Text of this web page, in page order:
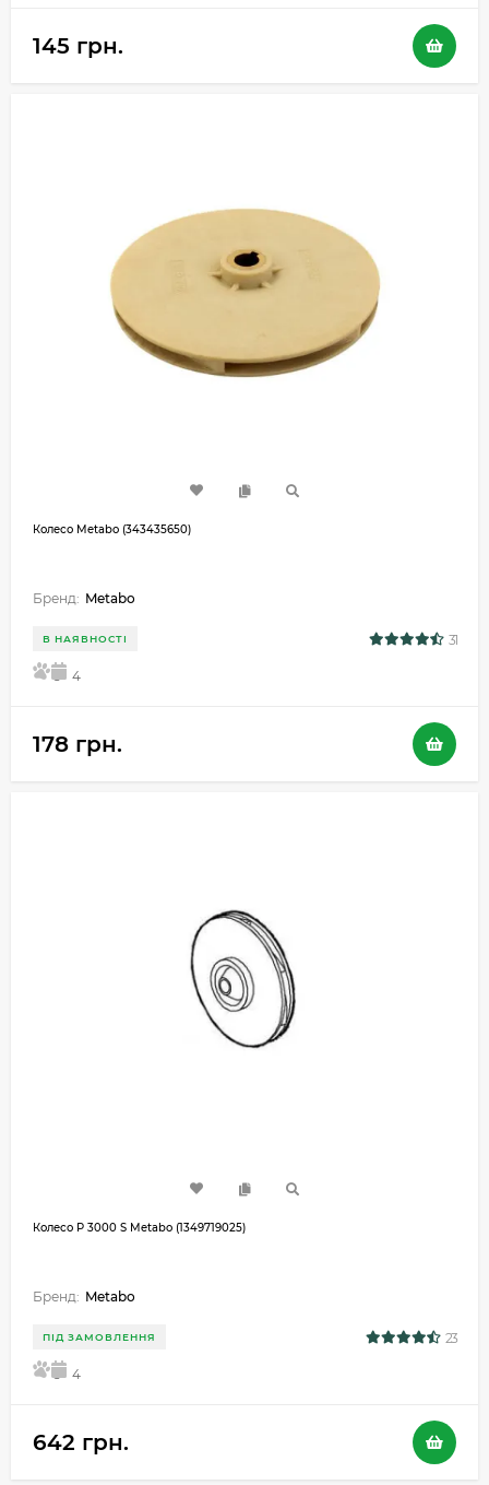
145 грн.
Колесо Metabo (343435650)
Бренд: Metabo
В НАЯВНОСТІ 31
5 4
178 грн.
Колесо P 3000 S Metabo (1349719025)
Бренд: Metabo
ПІД ЗАМОВЛЕННЯ 23
5 4
642 грн.